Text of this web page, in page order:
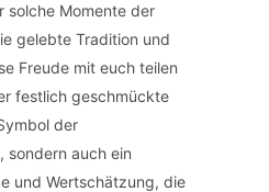
solche Momente der
gelebte Tradition und
Freude mit euch teilen
festlich geschmückte
der
sondern auch ein
und Wertschätzung, die